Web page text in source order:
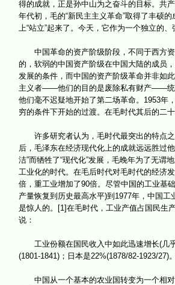
得的成就，正是孙中山为之奋斗的目标。共
年代初，毛的“新民主主义革命”取得了丰硕
上“站立”起来了。今天，它作为一个独立的
中国革命的资产阶级阶段，不同于西方资
的，软弱的中国资产阶级在中国大陆的成员
发展的条件，而中国的资产阶级革命并非如
主义者——他们的目的是废除私有财产——统
他们毫不迟疑地开始了第二场革命。1953年
穷的条件下开始的过渡。在毛时代其后的二
许多研究者认为，毛时代最突出的特点之
后，毛泽东在经济现代化上的成就远远胜过
洁”而牺牲了“现代化”发展，毛晚年为了无
工业化的时代。在毛后时代对毛时代的经济
倍，重工业增加了90倍。尽管中国的工业基
产量恢复到历史最高水平)到1977年，中国
是惊人的。[1]在毛时代，工业产值占国民生
说：
工业份额在国民收入中如此迅速增长(几乎
(1801-1841)；日本是22%(1878/82-1923/
中国从一个基本的农业国转变为一个相对